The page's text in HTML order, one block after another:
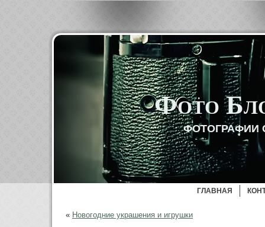
Фото
ФОТОГРАФИИ
ГЛАВНАЯ
« Новогодние украшения и игрушки